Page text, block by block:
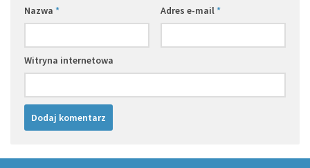
Nazwa * Adres e-mail*
Witryna internetowa